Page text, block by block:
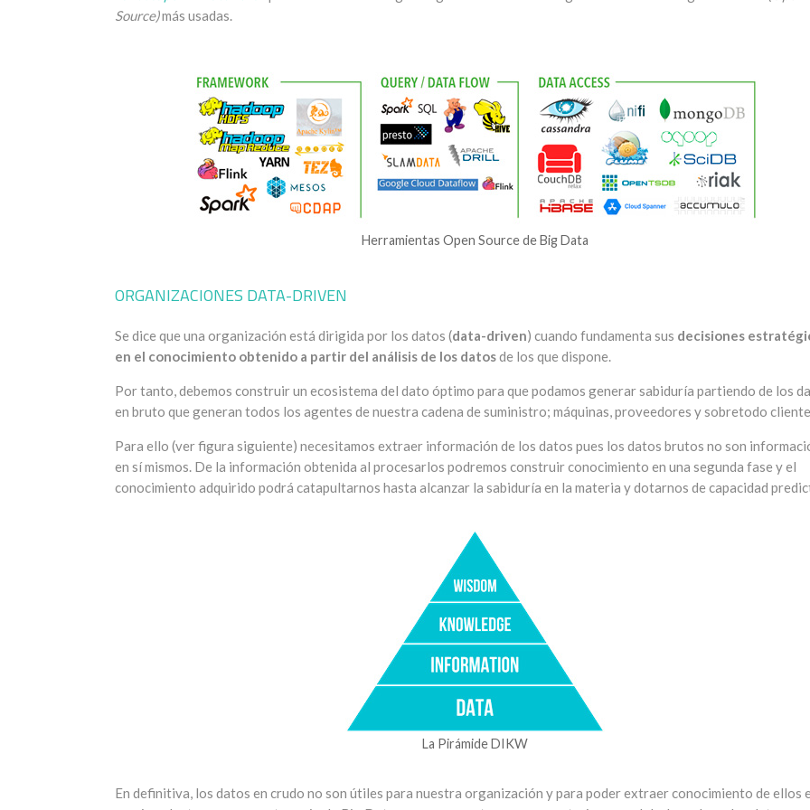
Source)más usadas.
Herramientas Open Source de Big Data
ORGANIZACIONES DATA-DRIVEN
Se dice que una organización está dirigida por los datos (data-driven) cuando fundamenta sus decisiones
en el conocimiento obtenido a partir del análisis de los datosde los que dispone.
Por tanto, debemos construir un ecosistema del dato óptimo para que podamos generar sabiduría partiendo de los
en bruto que generan todos los agentes de nuestra cadena de suministro; máquinas, proveedores y sobretodo
Para ello (ver figura siguiente) necesitamos extraer información de los datos pues los datos brutos no son
en sí mismos. De la información obtenida al procesarlos podremos construir conocimiento en una segunda fase y el
conocimiento adquirido podrá catapultarnos hasta alcanzar la sabiduría en la materia y dotarnos de capacidad
La Pirámide DIKW
En definitiva, los datos en crudo no son útiles para nuestra organización y para poder extraer conocimiento de ellos